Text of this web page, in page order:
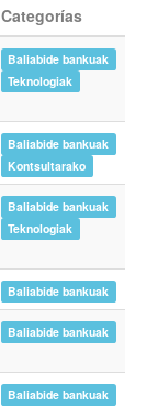
Categorías
Baliabide bankuak
Teknologiak
Baliabide bankuak
Kontsultarako
Baliabide bankuak
Teknologiak
Baliabide bankuak
Baliabide bankuak
Baliabide bankuak